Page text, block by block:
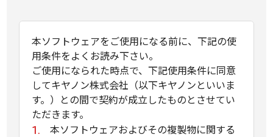
本ソフトウェアをご使用になる前に、下記の使
用条件をよくお読み下さい。
ご使用になられた時点で、下記使用条件に同意
してキヤノン株式会社（以下キヤノンといいま
す。）との間で契約が成立したものとさせてい
ただきます。
本ソフトウェアおよびその複製物に関する